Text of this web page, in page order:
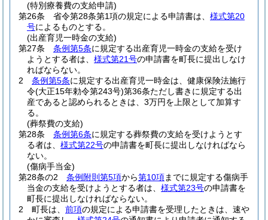
(特別療養費の支給申請)
第26条
省令第28条第1項の規定による申請書は、 様式第20
号によるものとする。
(出産育児一時金の支給)
第27条
条例第5条に規定する出産育児一時金の支給を受け
ようとする者は、 様式第21号の申請書を町長に提出しなけ
ればならない。
2
条例第5条に規定する出産育児一時金は、健康保険法施行
令(大正15年勅令第243号)第36条ただし書きに規定する出
産であると認められるときは、3万円を上限として加算す
る。
(葬祭費の支給)
第28条
条例第6条に規定する葬祭費の支給を受けようとす
る者は、 様式第22号の申請書を町長に提出しなければなら
ない。
(傷病手当金)
第28条の2
条例附則第5項から第10項までに規定する傷病手
当金の支給を受けようとする者は、 様式第23号の申請書を
町長に提出しなければならない。
2
町長は、 前項の規定による申請書を受理したときは、速や